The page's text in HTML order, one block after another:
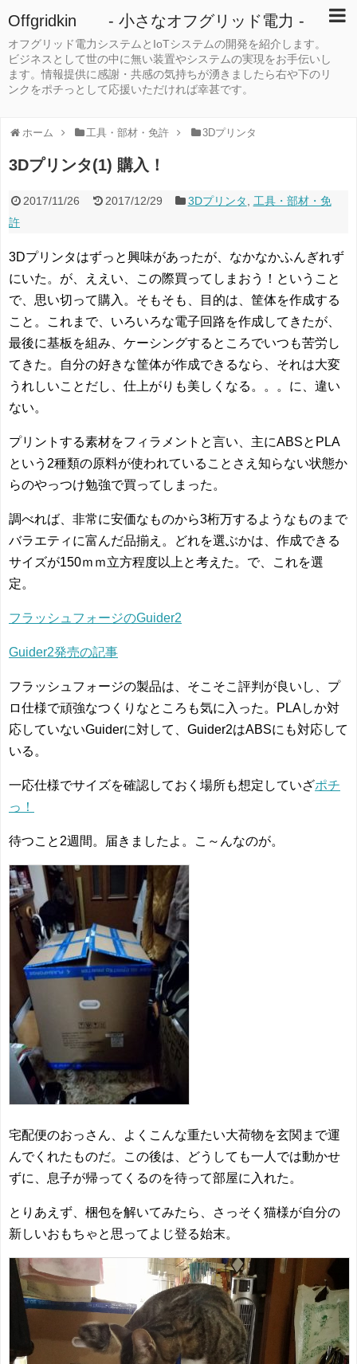
Offgridkin - 小さなオフグリッド電力 -
オフグリッド電力システムとIoTシステムの開発を紹介します。
ビジネスとして世の中に無い装置やシステムの実現をお手伝いし
ます。情報提供に感謝・共感の気持ちが湧きましたら右や下のリ
ンクをポチっとして応援いただければ幸甚です。
ホーム 工具・部材・免許 3Dプリンタ
3Dプリンタ(1) 購入！
2017/11/26 2017/12/29 3Dプリンタ
工具・部材・免
許
3Dプリンタはずっと興味があったが、なかなかふんぎれず
にいた。が、ええい、この際買ってしまおう！ということ
で、思い切って購入。そもそも、目的は、筐体を作成する
こと。これまで、いろいろな電子回路を作成してきたが、
最後に基板を組み、ケーシングするところでいつも苦労し
てきた。自分の好きな筐体が作成できるなら、それは大変
うれしいことだし、仕上がりも美しくなる。。。に、違い
ない。
プリントする素材をフィラメントと言い、主にABSとPLA
という2種類の原料が使われていることさえ知らない状態か
らのやっつけ勉強で買ってしまった。
調べれば、非常に安価なものから3桁万するようなものまで
バラエティに富んだ品揃え。どれを選ぶかは、作成できる
サイズが150ｍｍ立方程度以上と考えた。で、これを選
定。
フラッシュフォージのGuider2
Guider2発売の記事
フラッシュフォージの製品は、そこそこ評判が良いし、プ
ロ仕様で頑強なつくりなところも気に入った。PLAしか対
応していないGuiderに対して、Guider2はABSにも対応して
いる。
一応仕様でサイズを確認しておく場所も想定していざポチ
っ！
待つこと2週間。届きましたよ。こ～んなのが。
宅配便のおっさん、よくこんな重たい大荷物を玄関まで運
んでくれたものだ。この後は、どうしても一人では動かせ
ずに、息子が帰ってくるのを待って部屋に入れた。
とりあえず、梱包を解いてみたら、さっそく猫様が自分の
新しいおもちゃと思ってよじ登る始末。